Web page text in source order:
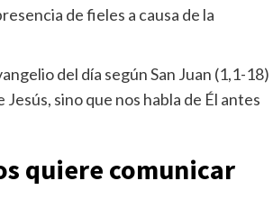
de fieles a causa de la
del día según San Juan (1,1-18)
sino que nos habla de Él antes
quiere comunicar